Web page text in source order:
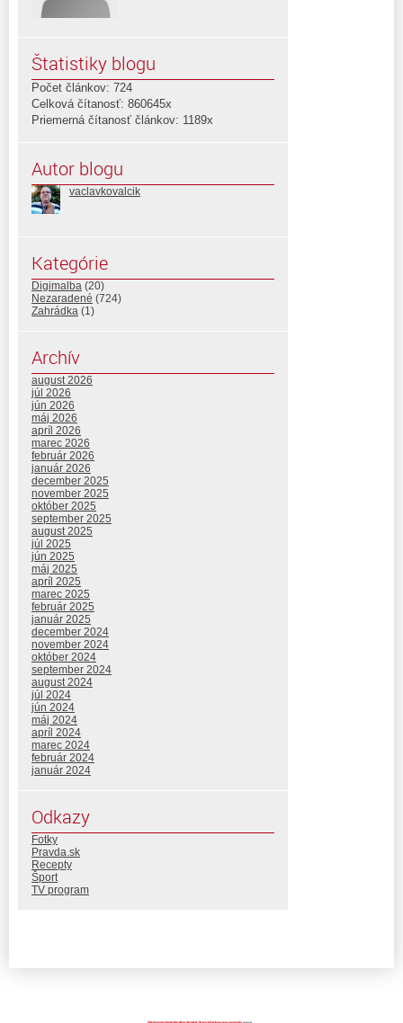
Štatistiky blogu
Počet článkov: 724
Celková čítanosť: 860645x
Priemerná čítanosť článkov: 1189x
Autor blogu
vaclavkovalcik
Kategórie
Digimalba (20)
Nezaradené (724)
Zahrádka (1)
Archív
august 2026
júl 2026
jún 2026
máj 2026
apríl 2026
marec 2026
február 2026
január 2026
december 2025
november 2025
október 2025
september 2025
august 2025
júl 2025
jún 2025
máj 2025
apríl 2025
marec 2025
február 2025
január 2025
december 2024
november 2024
október 2024
september 2024
august 2024
júl 2024
jún 2024
máj 2024
apríl 2024
marec 2024
február 2024
január 2024
Odkazy
Fotky
Pravda.sk
Recepty
Šport
TV program